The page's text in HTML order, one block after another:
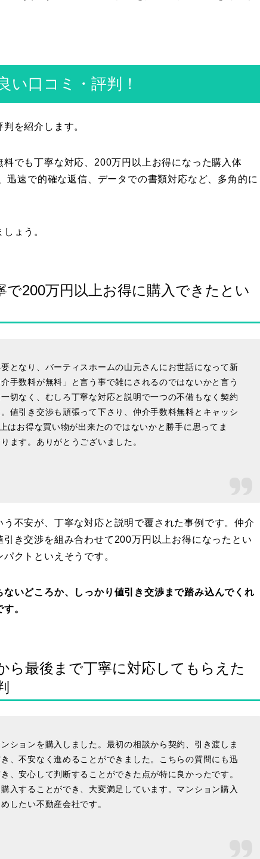
い口コミ・評判！
を紹介します。
でも丁寧な対応、200万円以上お得になった購入体
迅速で的確な返信、データでの書類対応など、多角的に
ょう。
で200万円以上お得に購入できたとい
となり、バーティスホームの山元さんにお世話になって新
手数料が無料」と言う事で雑にされるのではないかと言う
切なく、むしろ丁寧な対応と説明で一つの不備もなく契約
値引き交渉も頑張って下さり、仲介手数料無料とキャッシ
はお得な買い物が出来たのではないかと勝手に思ってま
ます。ありがとうございました。
う不安が、丁寧な対応と説明で覆された事例です。仲介
き交渉を組み合わせて200万円以上お得になったとい
クトといえそうです。
いどころか、しっかり値引き交渉まで踏み込んでくれ
。
ら最後まで丁寧に対応してもらえた
ションを購入しました。最初の相談から契約、引き渡しま
、不安なく進めることができました。こちらの質問にも迅
、安心して判断することができた点が特に良かったです。
入することができ、大変満足しています。マンション購入
したい不動産会社です。